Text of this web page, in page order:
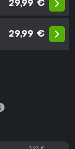
29,99 €
29,99 €